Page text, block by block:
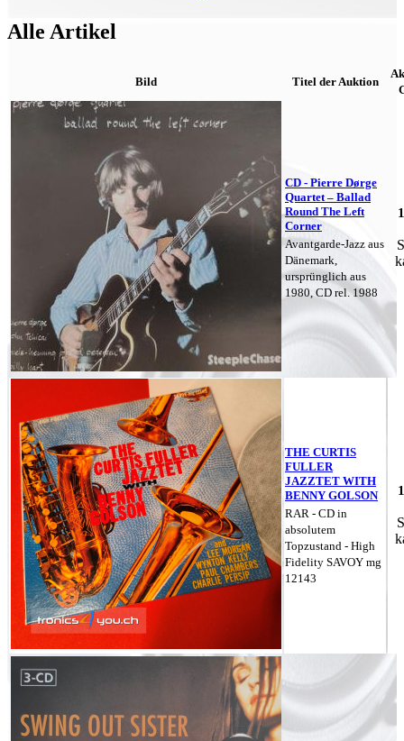
Alle Artikel
Bild Titel der Auktion
CD - Pierre Dørge
Quartet – Ballad
Round The Left
Corner
Avantgarde-Jazz aus
Dänemark,
ursprünglich aus
1980, CD rel. 1988
THE CURTIS
FULLER
JAZZTET WITH
BENNY GOLSON
RAR - CD in
absolutem
Topzustand - High
Fidelity SAVOY mg
12143